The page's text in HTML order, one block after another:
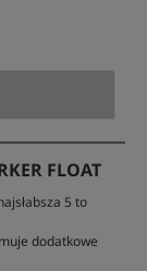
FLOAT
5 to
dodatkowe